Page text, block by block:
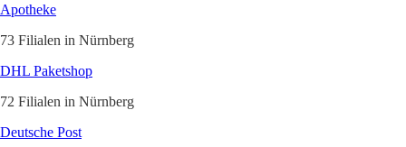
Apotheke
73 Filialen in Nürnberg
DHL Paketshop
72 Filialen in Nürnberg
Deutsche Post